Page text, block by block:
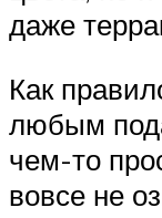
даже
Как
любым
чем-то
вовсе не